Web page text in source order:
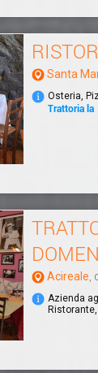
Santa
Osteria,
Trattoria la
Acireale,
Azienda